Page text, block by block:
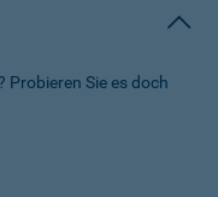
Sie es doch